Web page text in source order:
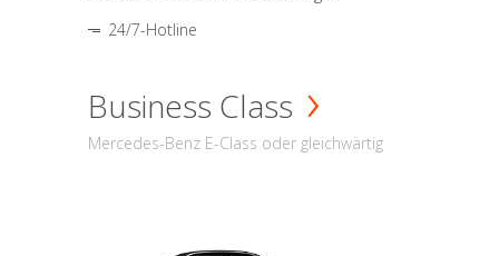
24/7-Hotline
Business Class
Mercedes-Benz E-Class oder gleichwärtig